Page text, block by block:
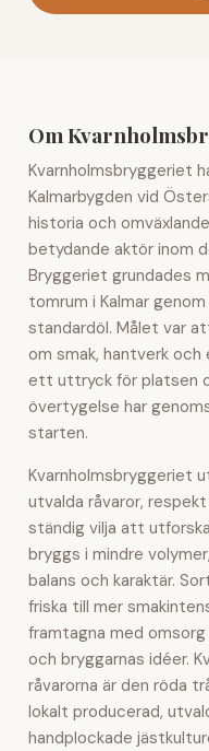
Om
Kvarnholmsbryggeriet
Kalmarbygden vid
historia och
betydande aktör inom
Bryggeriet grundades
tomrum i Kalmar
standardöl. Målet var
om smak, hantverk och
ett uttryck för platsen
övertygelse har
starten.
Kvarnholmsbryggeriet
utvalda råvaror,
ständig vilja att
bryggs i mindre
balans och karaktär.
friska till mer
framtagna med
och bryggarnas idéer.
råvarorna är den röda
lokalt producerad,
handplockade